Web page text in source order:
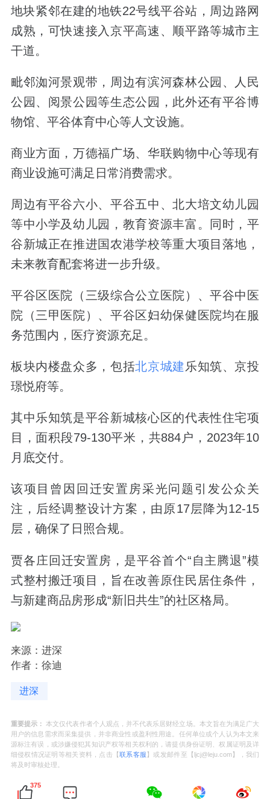
地块紧邻在建的地铁22号线平谷站，周边路网
成熟，可快速接入京平高速、顺平路等城市主
干道。
毗邻洳河景观带，周边有滨河森林公园、人民
公园、阅景公园等生态公园，此外还有平谷博
物馆、平谷体育中心等人文设施。
商业方面，万德福广场、华联购物中心等现有
商业设施可满足日常消费需求。
周边有平谷六小、平谷五中、北大培文幼儿园
等中小学及幼儿园，教育资源丰富。同时，平
谷新城正在推进国农港学校等重大项目落地，
未来教育配套将进一步升级。
平谷区医院（三级综合公立医院）、平谷中医
院（三甲医院）、平谷区妇幼保健医院均在服
务范围内，医疗资源充足。
板块内楼盘众多，包括北京城建乐知筑、京投
璟悦府等。
其中乐知筑是平谷新城核心区的代表性住宅项
目，面积段79-130平米，共884户，2023年10
月底交付。
该项目曾因回迁安置房采光问题引发公众关
注，后经调整设计方案，由原17层降为12-15
层，确保了日照合规。
贾各庄回迁安置房，是平谷首个“自主腾退”模
式整村搬迁项目，旨在改善原住民居住条件，
与新建商品房形成“新旧共生”的社区格局。
来源：进深
作者：徐迪
进深
重要提示： 本文仅代表作者个人观点，并不代表乐居财经立场。本文旨在为满足广大
用户的信息需求而采集提供，并非商业性或盈利性用途。任何单位或个人认为本文来
源标注有误，或涉嫌侵犯其知识产权等相关权利的，请提供身份证明、权属证明及详
细侵权情况证明等相关资料，点击【联系客服 】或发邮件至【ljcj@leju.com】，我们
将及时审核处理。
375